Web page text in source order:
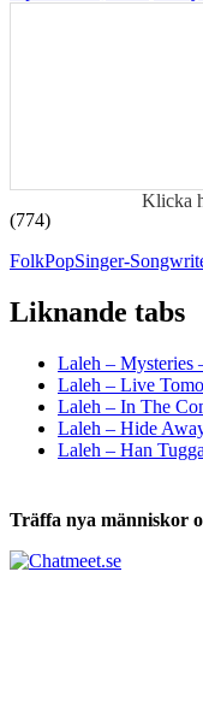
Klicka
(774)
FolkPopSinger-
Liknande tabs
Laleh – Mysteries
Laleh – Live
Laleh – In The
Laleh – Hide
Laleh – Han
Träffa nya människor